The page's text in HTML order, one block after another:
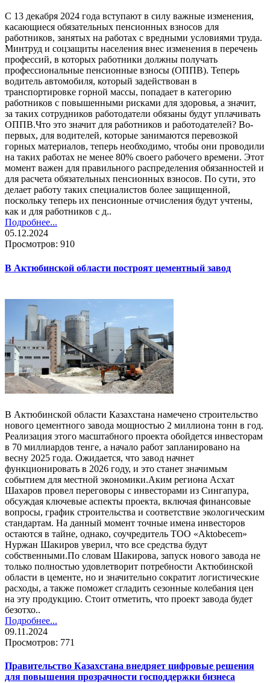
С 13 декабря 2024 года вступают в силу важные изменения,
касающиеся обязательных пенсионных взносов для
работников, занятых на работах с вредными условиями труда.
Минтруд и соцзащиты населения внес изменения в перечень
профессий, в которых работники должны получать
профессиональные пенсионные взносы (ОППВ). Теперь
водитель автомобиля, который задействован в
транспортировке горной массы, попадает в категорию
работников с повышенными рисками для здоровья, а значит,
за таких сотрудников работодатели обязаны будут уплачивать
ОППВ.Что это значит для работников и работодателей? Во-
первых, для водителей, которые занимаются перевозкой
горных материалов, теперь необходимо, чтобы они проводили
на таких работах не менее 80% своего рабочего времени. Этот
момент важен для правильного распределения обязанностей и
для расчета обязательных пенсионных взносов. По сути, это
делает работу таких специалистов более защищенной,
поскольку теперь их пенсионные отчисления будут учтены,
как и для работников с д..
Подробнее...
05.12.2024
Просмотров: 910
В Актюбинской области построят цементный завод
В Актюбинской области Казахстана намечено строительство
нового цементного завода мощностью 2 миллиона тонн в год.
Реализация этого масштабного проекта обойдется инвесторам
в 70 миллиардов тенге, а начало работ запланировано на
весну 2025 года. Ожидается, что завод начнет
функционировать в 2026 году, и это станет значимым
событием для местной экономики.Аким региона Асхат
Шахаров провел переговоры с инвесторами из Сингапура,
обсуждая ключевые аспекты проекта, включая финансовые
вопросы, график строительства и соответствие экологическим
стандартам. На данный момент точные имена инвесторов
остаются в тайне, однако, соучредитель ТОО «Aktobecem»
Нуржан Шакиров уверил, что все средства будут
собственными.По словам Шакирова, запуск нового завода не
только полностью удовлетворит потребности Актюбинской
области в цементе, но и значительно сократит логистические
расходы, а также поможет сгладить сезонные колебания цен
на эту продукцию. Стоит отметить, что проект завода будет
безотхо..
Подробнее...
09.11.2024
Просмотров: 771
Правительство Казахстана внедряет цифровые решения
для повышения прозрачности господдержки бизнеса